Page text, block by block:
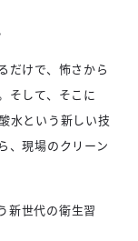
だけで、怖さから
そして、そこに
水という新しい技
、現場のクリーン
新世代の衛生習